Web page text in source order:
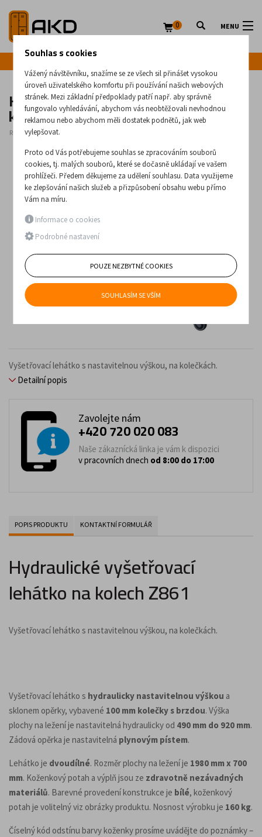
MENU
0
Hydraulické vyšetřovací lehátko na
kolech Z861
Rozměry: 500 x
Vyšetřovací lehátko s nastavitelnou výškou, na kolečkách.
Detailní popis
Zavolejte nám
+420 720 020 083
Naše zákaznícká linka je vám k dispozici
v pracovních dnech od 8:00 do 17:00
POPIS PRODUKTU KONTAKTNÍ FORMULÁŘ
Hydraulické vyšetřovací
lehátko na kolech Z861
Vyšetřovací lehátko s nastavitelnou výškou, na kolečkách.
Vyšetřovací lehátko s hydraulicky nastavitelnou výškou a
sklonem opěrky, vybavené 100 mm kolečky s brzdou. Výška
plochy na ležení je nastavitelná hydraulicky od 490 mm do 920 mm.
Zádová opěrka je nastavitelná plynovým pístem.
Lehátko je dvoudílné. Rozměr plochy na ležení je 1980 mm x 700
mm. Koženkový potah a výplň jsou ze zdravotně nezávadných
materiálů. Barevné provedení konstrukce je bílé, koženkový
potah je volitelný viz obrázky produktu. Nosnost výrobku je 160 kg.
Číselný kód odstínu barvy koženky prosíme uvádějte do poznámky –
Souhlas s cookies
Vážený návštěvníku, snažíme se ze všech sil přinášet vysokou
úroveň uživatelského komfortu při používání našich webových
stránek. Mezi základní předpoklady patří např. aby správně
fungovalo vyhledávání, abychom vás neobtěžovali nevhodnou
reklamou nebo abychom měli dostatek podnětů, jak web
vylepšovat.
Proto od Vás potřebujeme souhlas se zpracováním souborů
cookies, tj. malých souborů, které se dočasně ukládají ve vašem
prohlížeči. Předem děkujeme za udělení souhlasu. Data využijeme
ke zlepšování našich služeb a přizpůsobení obsahu webu přímo
Vám na míru.
Informace o cookies
Podrobné nastavení
POUZE NEZBYTNÉ COOKIES
SOUHLASÍM SE VŠÍM